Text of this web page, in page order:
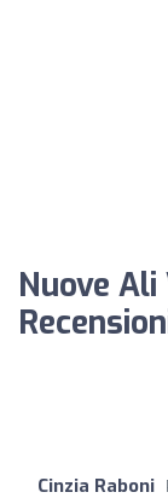
Nuove
Cinzia Raboni